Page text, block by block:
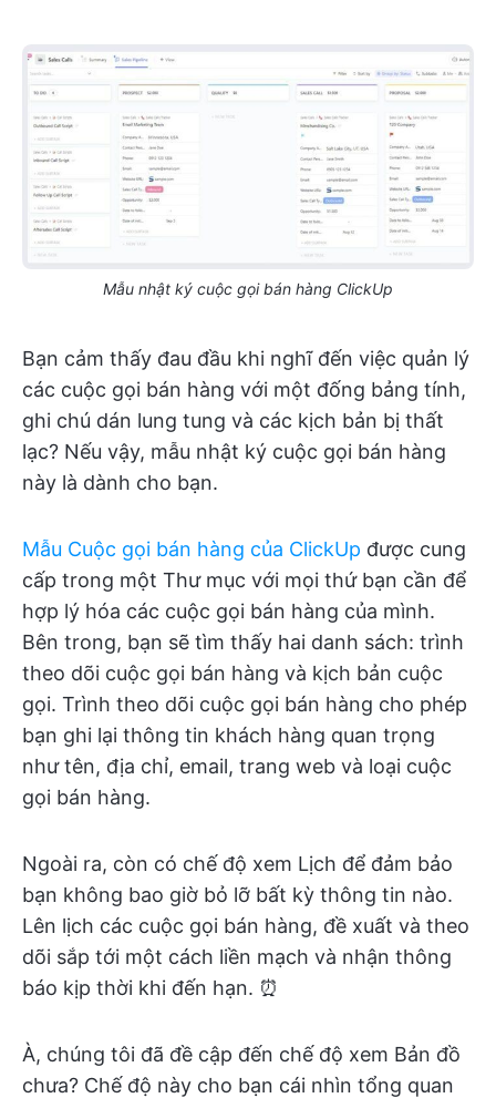
Mẫu nhật ký cuộc gọi bán hàng ClickUp
Bạn cảm thấy đau đầu khi nghĩ đến việc quản lý
các cuộc gọi bán hàng với một đống bảng tính,
ghi chú dán lung tung và các kịch bản bị thất
lạc? Nếu vậy, mẫu nhật ký cuộc gọi bán hàng
này là dành cho bạn.
Mẫu Cuộc gọi bán hàng của ClickUp được cung
cấp trong một Thư mục với mọi thứ bạn cần để
hợp lý hóa các cuộc gọi bán hàng của mình.
Bên trong, bạn sẽ tìm thấy hai danh sách: trình
theo dõi cuộc gọi bán hàng và kịch bản cuộc
gọi. Trình theo dõi cuộc gọi bán hàng cho phép
bạn ghi lại thông tin khách hàng quan trọng
như tên, địa chỉ, email, trang web và loại cuộc
gọi bán hàng.
Ngoài ra, còn có chế độ xem Lịch để đảm bảo
bạn không bao giờ bỏ lỡ bất kỳ thông tin nào.
Lên lịch các cuộc gọi bán hàng, đề xuất và theo
dõi sắp tới một cách liền mạch và nhận thông
báo kịp thời khi đến hạn. ⏰
À, chúng tôi đã đề cập đến chế độ xem Bản đồ
chưa? Chế độ này cho bạn cái nhìn tổng quan